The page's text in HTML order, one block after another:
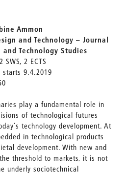
Ammon
and Technology – Journal
Technology Studies
2 ECTS
starts 9.4.2019
play a fundamental role in
of technological futures
technology development. At
in technological products
development. With new and
threshold to markets, it is not
underly sociotechnical